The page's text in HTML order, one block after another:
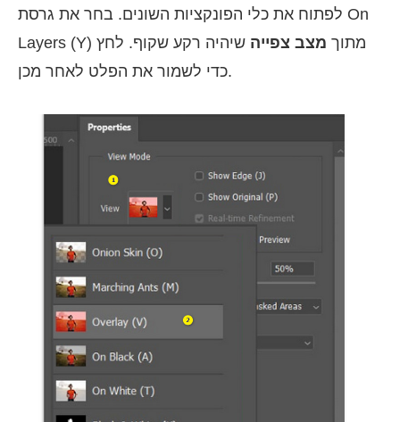
לפתוח את כלי הפונקציות השונים. בחר את גרסת On
Layers (Y) מתוך מצב צפייה שיהיה רקע שקוף. לחץ
כדי לשמור את הפלט לאחר מכן.